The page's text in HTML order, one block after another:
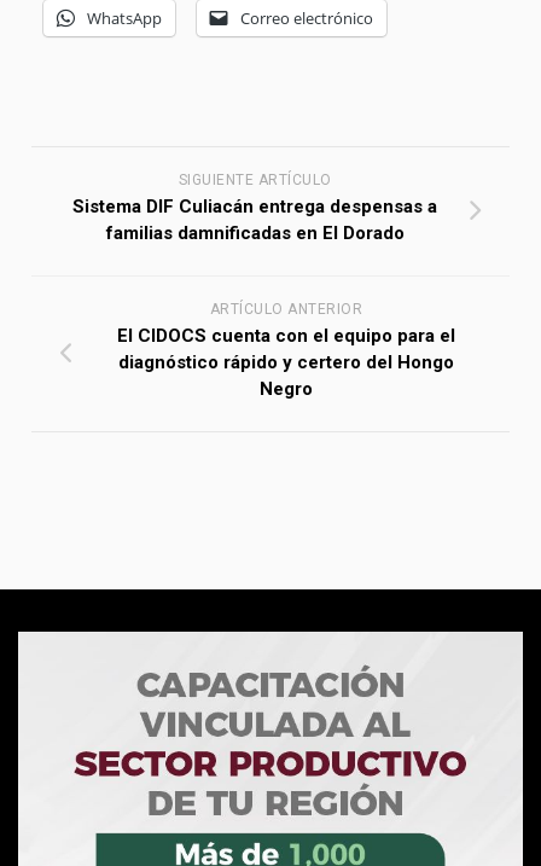
WhatsApp Correo electrónico
SIGUIENTE ARTÍCULO
Sistema DIF Culiacán entrega despensas a
familias damnificadas en El Dorado
ARTÍCULO ANTERIOR
El CIDOCS cuenta con el equipo para el
diagnóstico rápido y certero del Hongo
Negro